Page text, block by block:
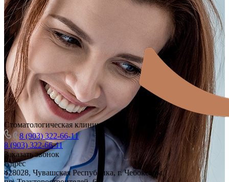
Стоматологическая клиника
8 (903) 322-66-11
8 (903) 322-66-11
Заказать звонок
Адрес
428028, Чувашская Республика, г. Чебоксары,